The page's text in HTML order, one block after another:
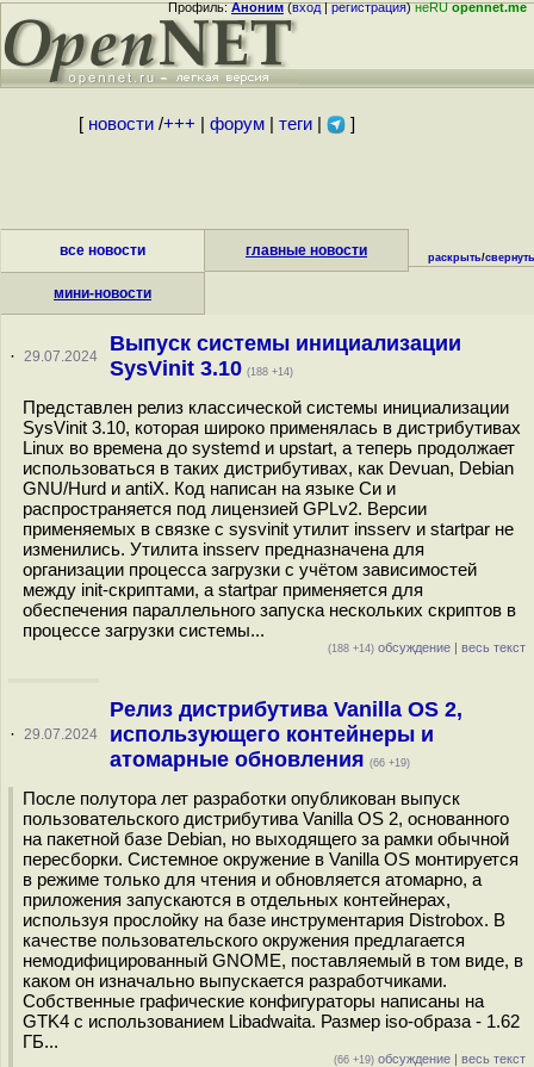
Профиль:Аноним(вход|регистрация)неRUopennet.me
[ новости/+++ форум| теги| ]
все новости главные новости
мини-новости
раскрыть/свернуть
· 29.07.2024
Выпуск системы инициализации
SysVinit 3.10 (188 +14)
Представлен релиз классической системы инициализации
SysVinit 3.10, которая широко применялась в дистрибутивах
Linux во времена до systemd и upstart, а теперь продолжает
использоваться в таких дистрибутивах, как Devuan, Debian
GNU/Hurd и antiX. Код написан на языке Си и
распространяется под лицензией GPLv2. Версии
применяемых в связке с sysvinit утилит insserv и startpar не
изменились. Утилита insserv предназначена для
организации процесса загрузки с учётом зависимостей
между init-скриптами, а startpar применяется для
обеспечения параллельного запуска нескольких скриптов в
процессе загрузки системы...
(188 +14) обсуждение | весь текст
· 29.07.2024
Релиз дистрибутива Vanilla OS 2,
использующего контейнеры и
атомарные обновления (66 +19)
После полутора лет разработки опубликован выпуск
пользовательского дистрибутива Vanilla OS 2, основанного
на пакетной базе Debian, но выходящего за рамки обычной
пересборки. Системное окружение в Vanilla OS монтируется
в режиме только для чтения и обновляется атомарно, а
приложения запускаются в отдельных контейнерах,
используя прослойку на базе инструментария Distrobox. В
качестве пользовательского окружения предлагается
немодифицированный GNOME, поставляемый в том виде, в
каком он изначально выпускается разработчиками.
Собственные графические конфигураторы написаны на
GTK4 с использованием Libadwaita. Размер iso-образа - 1.62
ГБ...
(66 +19) обсуждение | весь текст